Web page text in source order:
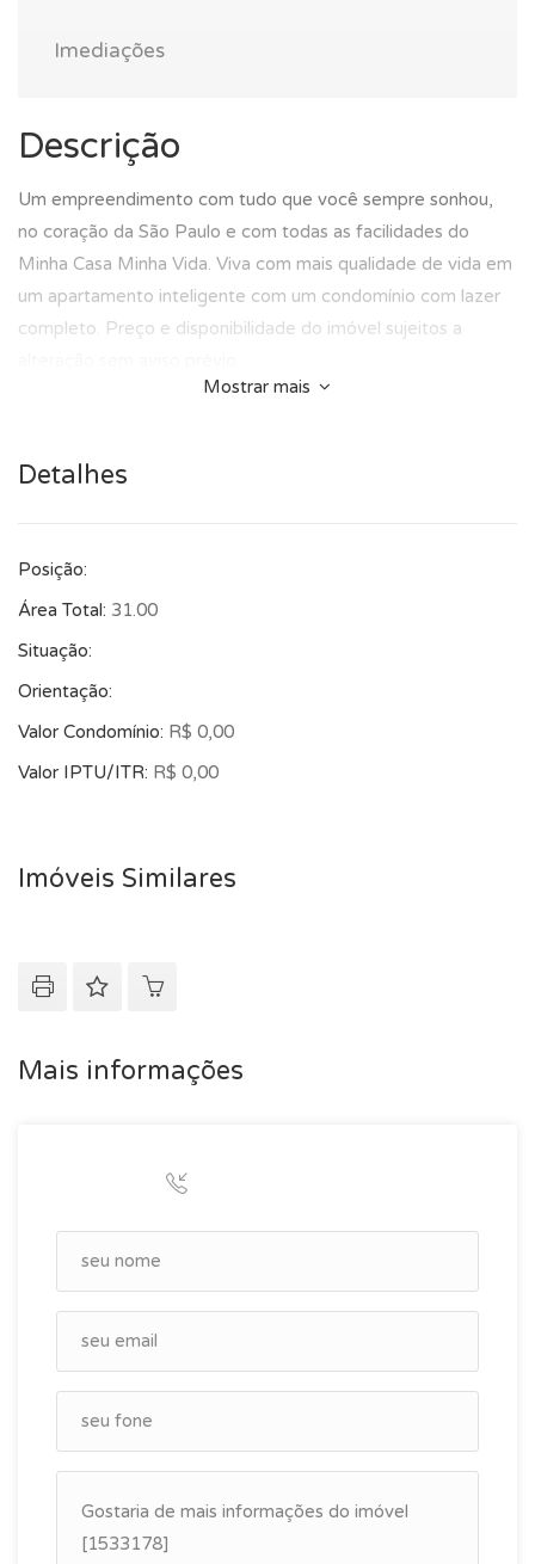
Imediações
Descrição
Um empreendimento com tudo que você sempre sonhou,
no coração da São Paulo e com todas as facilidades do
Minha Casa Minha Vida. Viva com mais qualidade de vida em
um apartamento inteligente com um condomínio com lazer
completo. Preço e disponibilidade do imóvel sujeitos a
Mostrar mais
Detalhes
Posição:
Área Total: 31.00
Situação:
Orientação:
Valor Condomínio: R$ 0,00
Valor IPTU/ITR: R$ 0,00
Imóveis Similares
Mais informações